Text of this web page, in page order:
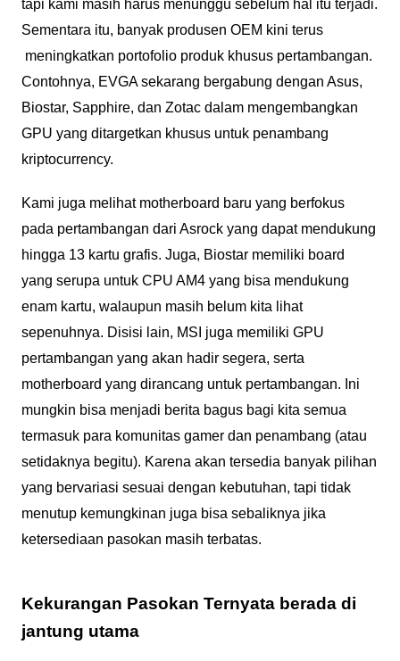
tapi kami masih harus menunggu sebelum hal itu terjadi.
Sementara itu, banyak produsen OEM kini terus
meningkatkan portofolio produk khusus pertambangan.
Contohnya, EVGA sekarang bergabung dengan Asus,
Biostar, Sapphire, dan Zotac dalam mengembangkan
GPU yang ditargetkan khusus untuk penambang
kriptocurrency.
Kami juga melihat motherboard baru yang berfokus
pada pertambangan dari Asrock yang dapat mendukung
hingga 13 kartu grafis. Juga, Biostar memiliki board
yang serupa untuk CPU AM4 yang bisa mendukung
enam kartu, walaupun masih belum kita lihat
sepenuhnya. Disisi lain, MSI juga memiliki GPU
pertambangan yang akan hadir segera, serta
motherboard yang dirancang untuk pertambangan. Ini
mungkin bisa menjadi berita bagus bagi kita semua
termasuk para komunitas gamer dan penambang (atau
setidaknya begitu). Karena akan tersedia banyak pilihan
yang bervariasi sesuai dengan kebutuhan, tapi tidak
menutup kemungkinan juga bisa sebaliknya jika
ketersediaan pasokan masih terbatas.
Kekurangan Pasokan Ternyata berada di
jantung utama